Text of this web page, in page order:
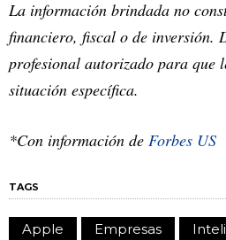
La información brindada no
financiero, fiscal o de inversión.
profesional autorizado para que
situación específica.
*Con información de Forbes US
TAGS
Apple Empresas